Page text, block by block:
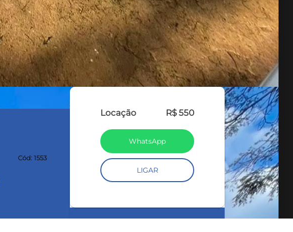
Locação R$ 550
WhatsApp
LIGAR
Cód: 1553